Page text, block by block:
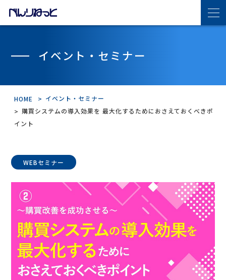
べんりねっとの特長
サービス・機能紹介
機能紹介
連携サプライヤ
導入事例
コラム
イベント・セミナー
HOME
イベント・セミナー
購買システムの導入効果を 最大化するためにおさえておくべきポ
イント
WEBセミナー